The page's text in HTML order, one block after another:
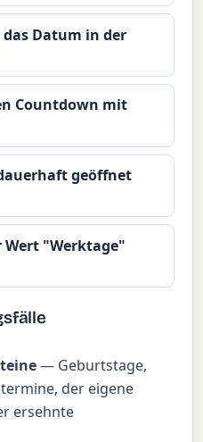
Datum in der
Countdown mit
geöffnet
Wert "Werktage"
— Geburtstage,
der eigene
ersehnte